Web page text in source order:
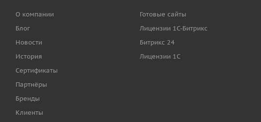
О компании
Блог
Новости
История
Сертификаты
Партнёры
Бренды
Клиенты
Готовые сайты
Лицензии 1С-Битрикс
Битрикс 24
Лицензии 1С